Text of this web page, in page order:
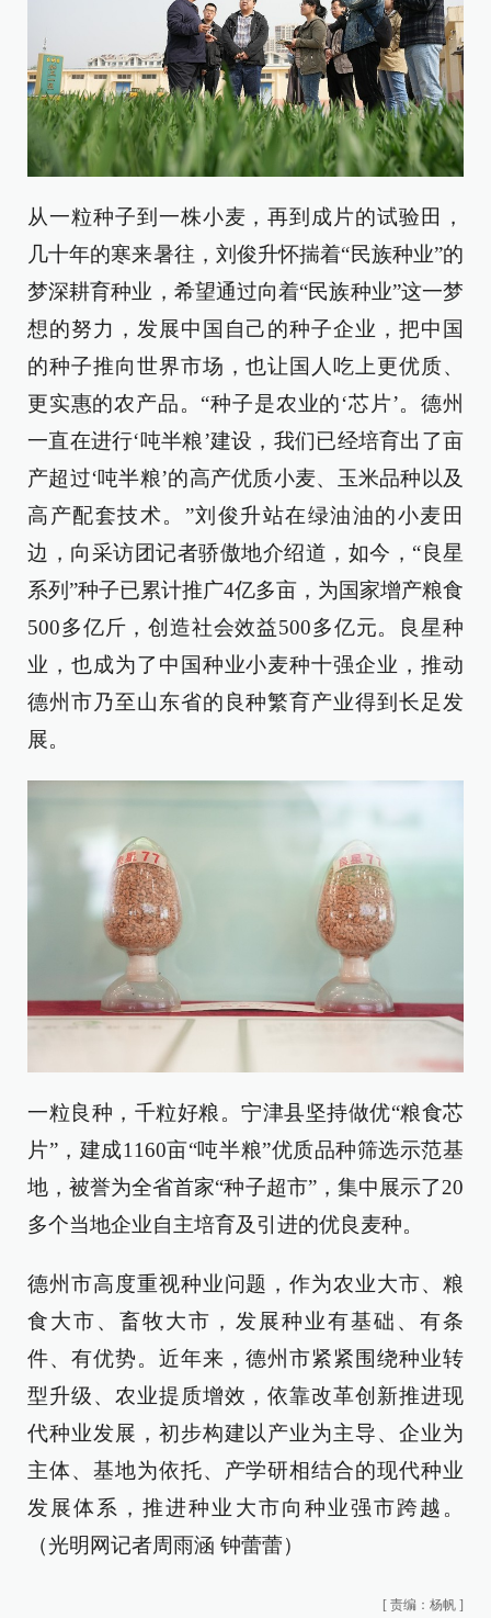
从一粒种子到一株小麦，再到成片的试验田，
几十年的寒来暑往，刘俊升怀揣着“民族种业”的
梦深耕育种业，希望通过向着“民族种业”这一梦
想的努力，发展中国自己的种子企业，把中国
的种子推向世界市场，也让国人吃上更优质、
更实惠的农产品。“种子是农业的‘芯片’。德州
一直在进行‘吨半粮’建设，我们已经培育出了亩
产超过‘吨半粮’的高产优质小麦、玉米品种以及
高产配套技术。”刘俊升站在绿油油的小麦田
边，向采访团记者骄傲地介绍道，如今，“良星
系列”种子已累计推广4亿多亩，为国家增产粮食
500多亿斤，创造社会效益500多亿元。良星种
业，也成为了中国种业小麦种十强企业，推动
德州市乃至山东省的良种繁育产业得到长足发
展。
一粒良种，千粒好粮。宁津县坚持做优“粮食芯
片”，建成1160亩“吨半粮”优质品种筛选示范基
地，被誉为全省首家“种子超市”，集中展示了20
多个当地企业自主培育及引进的优良麦种。
德州市高度重视种业问题，作为农业大市、粮
食大市、畜牧大市，发展种业有基础、有条
件、有优势。近年来，德州市紧紧围绕种业转
型升级、农业提质增效，依靠改革创新推进现
代种业发展，初步构建以产业为主导、企业为
主体、基地为依托、产学研相结合的现代种业
发展体系，推进种业大市向种业强市跨越。
（光明网记者周雨涵 钟蕾蕾）
[ 责编：杨帆 ]